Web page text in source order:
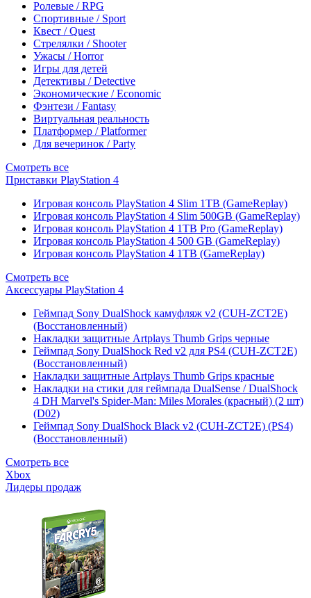
Ролевые / RPG
Спортивные / Sport
Квест / Quest
Стрелялки / Shooter
Ужасы / Horror
Игры для детей
Детективы / Detective
Экономические / Economic
Фэнтези / Fantasy
Виртуальная реальность
Платформер / Platformer
Для вечеринок / Party
Смотреть все
Приставки PlayStation 4
Игровая консоль PlayStation 4 Slim 1TB (GameReplay)
Игровая консоль PlayStation 4 Slim 500GB (GameReplay)
Игровая консоль PlayStation 4 1TB Pro (GameReplay)
Игровая консоль PlayStation 4 500 GB (GameReplay)
Игровая консоль PlayStation 4 1TB (GameReplay)
Смотреть все
Аксессуары PlayStation 4
Геймпад Sony DualShock камуфляж v2 (CUH-ZCT2E)
(Восстановленный)
Накладки защитные Artplays Thumb Grips черные
Геймпад Sony DualShock Red v2 для PS4 (CUH-ZCT2E)
(Восстановленный)
Накладки защитные Artplays Thumb Grips красные
Накладки на стики для геймпада DualSense / DualShock
4 DH Marvel's Spider-Man: Miles Morales (красный) (2 шт)
(D02)
Геймпад Sony DualShock Black v2 (CUH-ZCT2E) (PS4)
(Восстановленный)
Смотреть все
Xbox
Лидеры продаж